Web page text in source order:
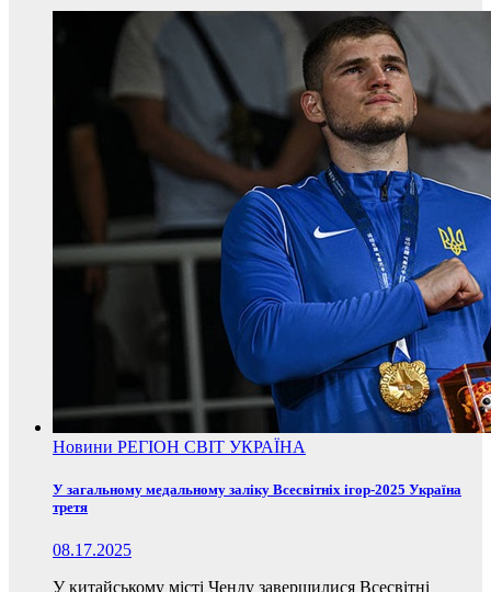
Новини РЕГІОН СВІТ УКРАЇНА
У загальному медальному заліку Всесвітніх ігор-2025 Україна
третя
08.17.2025
У китайському місті Ченду завершилися Всесвітні